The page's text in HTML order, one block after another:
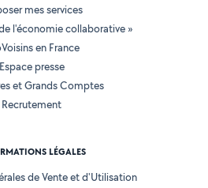
mes services
l'économie collaborative »
en France
Espace presse
et Grands Comptes
Recrutement
LÉGALES
de Vente et d'Utilisation